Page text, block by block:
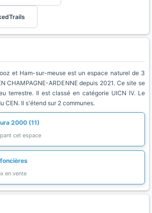
et Ham-sur-meuse est un espace naturel de 3
CHAMPAGNE-ARDENNE depuis 2021. Ce site se
terrestre. Il est classé en catégorie UICN IV. Le
CEN. Il s'étend sur 2 communes.
2000 (11)
cet espace
en vente